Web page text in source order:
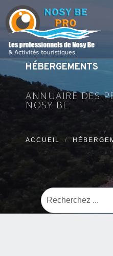
HÉBERGEMENTS
ANNUAIRE DES
NOSY BE
ACCUEIL